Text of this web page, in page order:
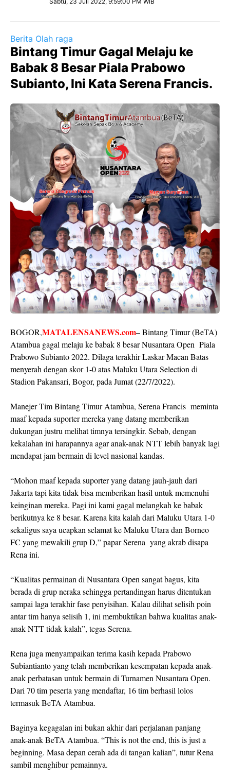
Berita Olah raga
Bintang Timur Gagal Melaju ke
Babak 8 Besar Piala Prabowo
Subianto, Ini Kata Serena Francis.
BOGOR,MATALENSANEWS.com– Bintang Timur (BeTA)
Atambua gagal melaju ke babak 8 besar Nusantara Open Piala
Prabowo Subianto 2022. Dilaga terakhir Laskar Macan Batas
menyerah dengan skor 1-0 atas Maluku Utara Selection di
Stadion Pakansari, Bogor, pada Jumat (22/7/2022).
Manejer Tim Bintang Timur Atambua, Serena Francis meminta
maaf kepada suporter mereka yang datang memberikan
dukungan justru melihat timnya tersingkir. Sebab, dengan
kekalahan ini harapannya agar anak-anak NTT lebih banyak lagi
mendapat jam bermain di level nasional kandas.
“Mohon maaf kepada suporter yang datang jauh-jauh dari
Jakarta tapi kita tidak bisa memberikan hasil untuk memenuhi
keinginan mereka. Pagi ini kami gagal melangkah ke babak
berikutnya ke 8 besar. Karena kita kalah dari Maluku Utara 1-0
sekaligus saya ucapkan selamat ke Maluku Utara dan Borneo
FC yang mewakili grup D,” papar Serena yang akrab disapa
Rena ini.
“Kualitas permainan di Nusantara Open sangat bagus, kita
berada di grup neraka sehingga pertandingan harus ditentukan
sampai laga terakhir fase penyisihan. Kalau dilihat selisih poin
antar tim hanya selisih 1, ini membuktikan bahwa kualitas anak-
anak NTT tidak kalah”, tegas Serena.
Rena juga menyampaikan terima kasih kepada Prabowo
Subiantianto yang telah memberikan kesempatan kepada anak-
anak perbatasan untuk bermain di Turnamen Nusantara Open.
Dari 70 tim peserta yang mendaftar, 16 tim berhasil lolos
termasuk BeTA Atambua.
Baginya kegagalan ini bukan akhir dari perjalanan panjang
anak-anak BeTA Atambua. “This is not the end, this is just a
beginning. Masa depan cerah ada di tangan kalian”, tutur Rena
sambil menghibur pemainnya.